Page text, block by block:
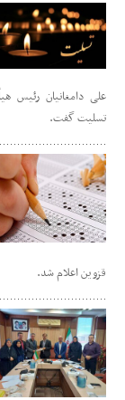
علی دامغانیان رئیس
تسلیت گفت.
قزوین اعلام شد.